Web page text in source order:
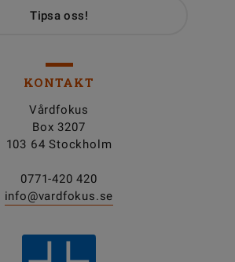
Tipsa oss!
KONTAKT
Vårdfokus
Box 3207
103 64 Stockholm
0771-420 420
info@vardfokus.se